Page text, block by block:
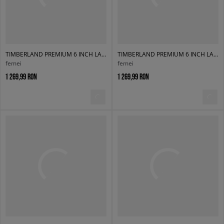
TIMBERLAND PREMIUM 6 INCH LACE UP WP BOOT
femei
1 269,99 RON
TIMBERLAND PREMIUM 6 INCH LACE UP WP BOOT
femei
1 269,99 RON